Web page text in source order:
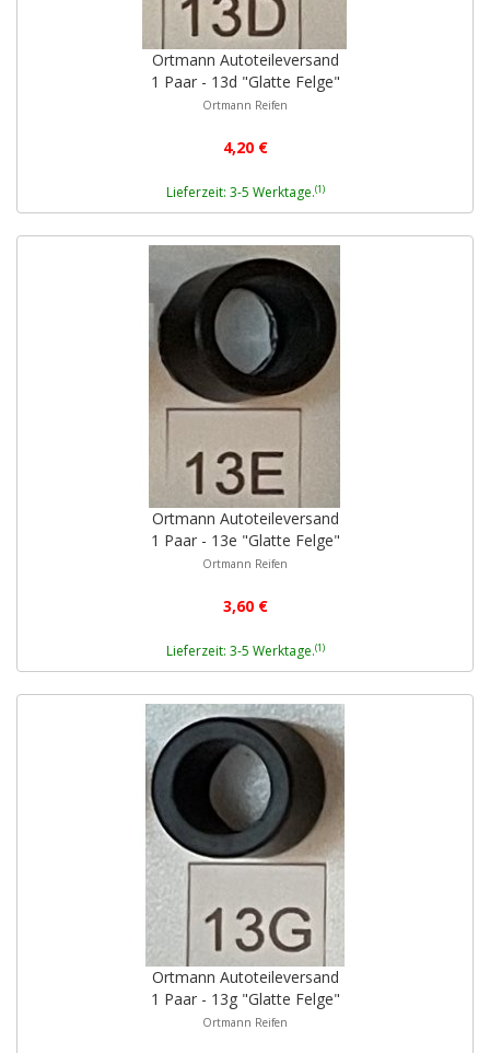
Ortmann Autoteileversand
1 Paar - 13d "Glatte Felge"
Ortmann Reifen
4,20 €
Lieferzeit: 3-5 Werktage.(1)
Ortmann Autoteileversand
1 Paar - 13e "Glatte Felge"
Ortmann Reifen
3,60 €
Lieferzeit: 3-5 Werktage.(1)
Ortmann Autoteileversand
1 Paar - 13g "Glatte Felge"
Ortmann Reifen